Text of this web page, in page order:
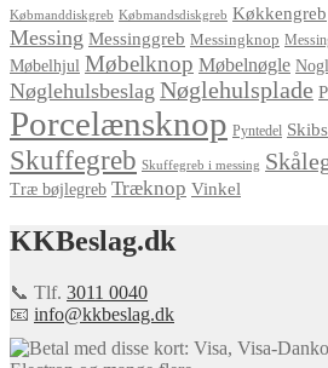
Købmanddiskgreb Købmandsdiskgreb Køkkengreb
Messing Messinggreb Messingknop
Møbelhjul Møbelknop Møbelnøgle
Nøglehulsbeslag Nøglehulsplade
Porcelænsknop Pyntedel
Skuffegreb Skuffegreb i messing
Træ bøjlegreb Træknop Vinkel
KKBeslag.dk
📞 Tlf. 3011 0040
📧 info@kkbeslag.dk